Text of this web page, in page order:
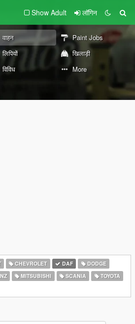
Show Adult लॉगिन
वाहन
Paint Jobs
लिपियों
खिलाड़ी
विविध More
CHEVROLET DAF
DODGE
MITSUBISHI SCANIA
TOYOTA